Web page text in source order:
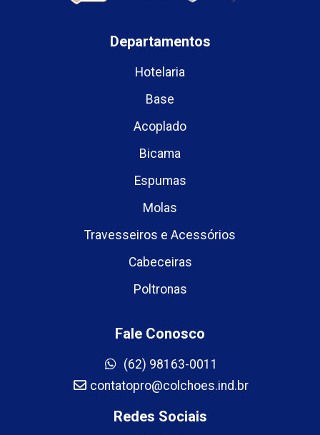
Departamentos
Hotelaria
Base
Acoplado
Bicama
Espumas
Molas
Travesseiros e Acessórios
Cabeceiras
Poltronas
Fale Conosco
(62) 98163-0011
contatopro@colchoes.ind.br
Redes Sociais